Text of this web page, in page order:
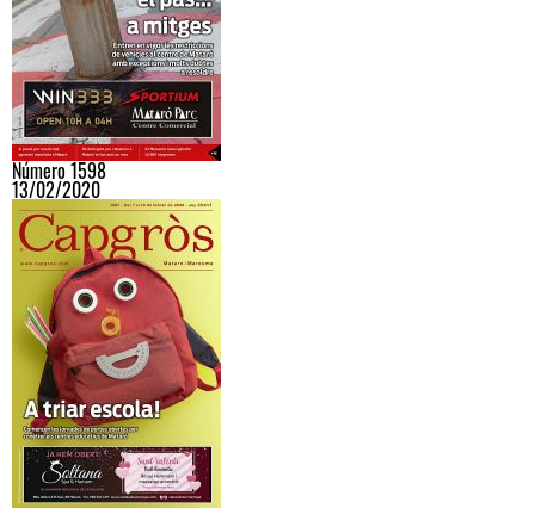
Número 1598
13/02/2020